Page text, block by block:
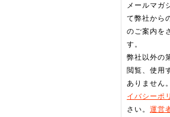
メールマガ
て弊社から
のご案内を
す。
弊社以外の
閲覧、使用
ありません
イバシーポ
さい。 運営